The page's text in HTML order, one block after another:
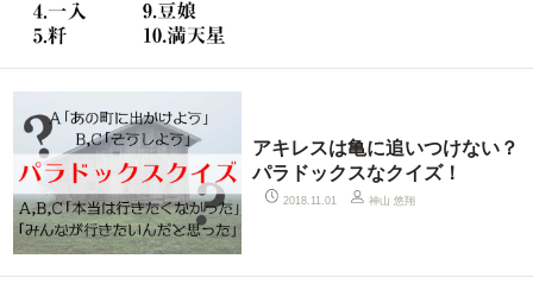
アキレスは亀に追いつけない？
パラドックスなクイズ！
2018.11.01 神山 悠翔